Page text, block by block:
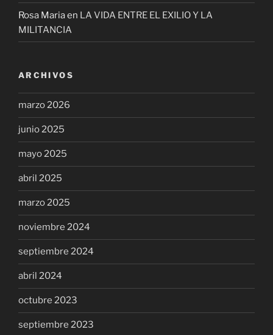
Rosa Mariaen LA VIDA ENTRE EL EXILIO Y LA
MILITANCIA
ARCHIVOS
marzo 2026
junio 2025
mayo 2025
abril 2025
marzo 2025
noviembre 2024
septiembre 2024
abril 2024
octubre 2023
septiembre 2023